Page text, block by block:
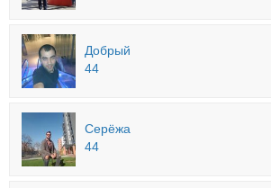
Добрый
44
Серёжа
44